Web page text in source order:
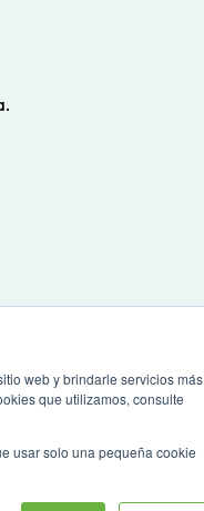
web y brindarle servicios más
que utilizamos, consulte
usar solo una pequeña cookie